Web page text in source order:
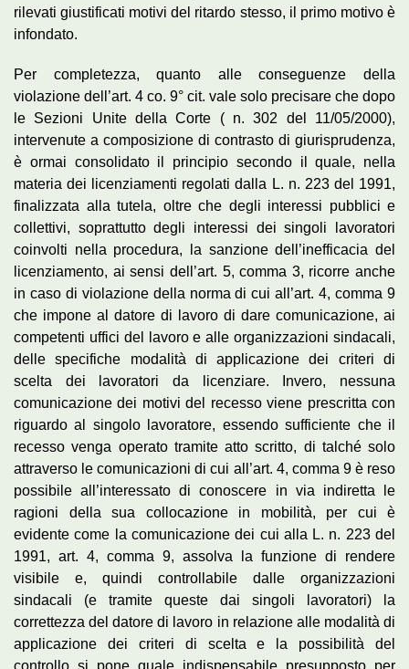
rilevati giustificati motivi del ritardo stesso, il primo motivo è
infondato.
Per completezza, quanto alle conseguenze della
violazione dell’art. 4 co. 9° cit. vale solo precisare che dopo
le Sezioni Unite della Corte ( n. 302 del 11/05/2000),
intervenute a composizione di contrasto di giurisprudenza,
è ormai consolidato il principio secondo il quale, nella
materia dei licenziamenti regolati dalla L. n. 223 del 1991,
finalizzata alla tutela, oltre che degli interessi pubblici e
collettivi, soprattutto degli interessi dei singoli lavoratori
coinvolti nella procedura, la sanzione dell’inefficacia del
licenziamento, ai sensi dell’art. 5, comma 3, ricorre anche
in caso di violazione della norma di cui all’art. 4, comma 9
che impone al datore di lavoro di dare comunicazione, ai
competenti uffici del lavoro e alle organizzazioni sindacali,
delle specifiche modalità di applicazione dei criteri di
scelta dei lavoratori da licenziare. Invero, nessuna
comunicazione dei motivi del recesso viene prescritta con
riguardo al singolo lavoratore, essendo sufficiente che il
recesso venga operato tramite atto scritto, di talché solo
attraverso le comunicazioni di cui all’art. 4, comma 9 è reso
possibile all’interessato di conoscere in via indiretta le
ragioni della sua collocazione in mobilità, per cui è
evidente come la comunicazione dei cui alla L. n. 223 del
1991, art. 4, comma 9, assolva la funzione di rendere
visibile e, quindi controllabile dalle organizzazioni
sindacali (e tramite queste dai singoli lavoratori) la
correttezza del datore di lavoro in relazione alle modalità di
applicazione dei criteri di scelta e la possibilità del